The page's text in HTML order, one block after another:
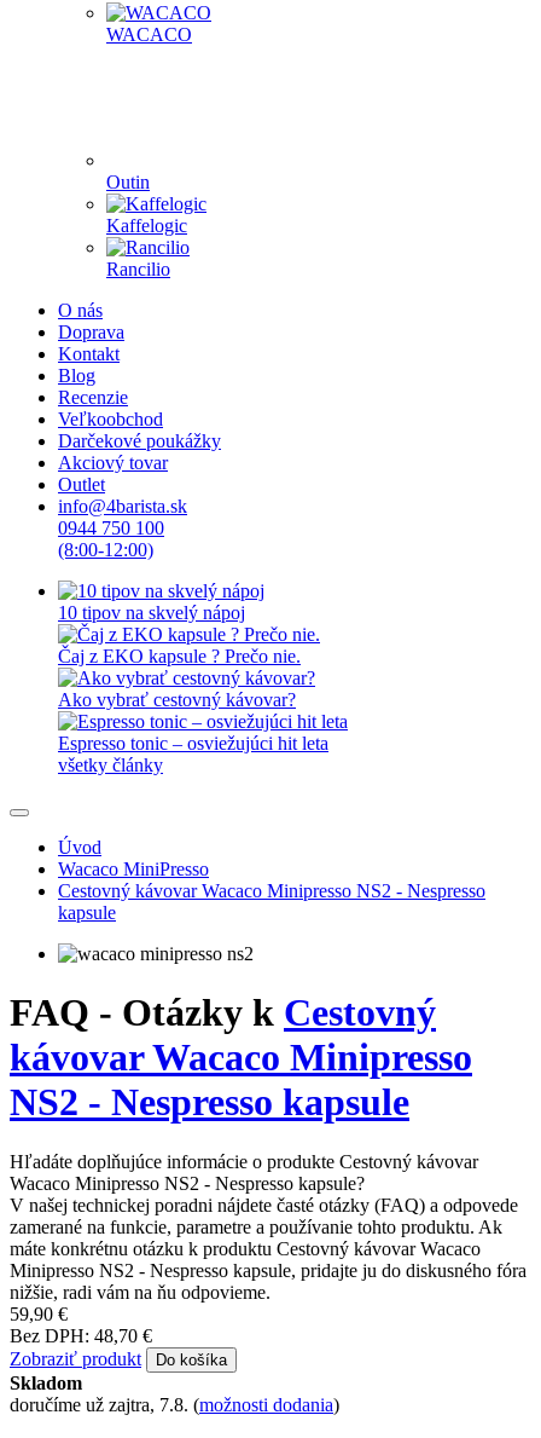
WACACO
Outin
Kaffelogic
Rancilio
O nás
Doprava
Kontakt
Blog
Recenzie
Veľkoobchod
Darčekové poukážky
Akciový tovar
Outlet
info@4barista.sk
0944 750 100
(8:00-12:00)
10 tipov na skvelý nápoj
Čaj z EKO kapsule ? Prečo nie.
Ako vybrať cestovný kávovar?
Espresso tonic – osviežujúci hit leta
všetky články
Úvod
Wacaco MiniPresso
Cestovný kávovar Wacaco Minipresso NS2 - Nespresso
kapsule
FAQ - Otázky k Cestovný
kávovar Wacaco Minipresso
NS2 - Nespresso kapsule
Hľadáte doplňujúce informácie o produkte Cestovný kávovar
Wacaco Minipresso NS2 - Nespresso kapsule?
V našej technickej poradni nájdete časté otázky (FAQ) a odpovede
zamerané na funkcie, parametre a používanie tohto produktu. Ak
máte konkrétnu otázku k produktu Cestovný kávovar Wacaco
Minipresso NS2 - Nespresso kapsule, pridajte ju do diskusného fóra
nižšie, radi vám na ňu odpovieme.
59,90 €
Bez DPH: 48,70 €
Zobraziť produkt
Do košíka
Skladom
doručíme už zajtra, 7.8. (možnosti dodania)